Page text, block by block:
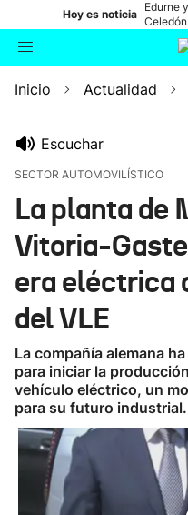
Hoy es noticia
Edurne y
en
Buscador
Inicio Actualidad
Escuchar
SECTOR AUTOMOVILÍSTICO
La planta de
Vitoria-
era eléctrica
del VLE
La compañía alemana
para iniciar la
vehículo eléctrico, un
para su futuro industrial.